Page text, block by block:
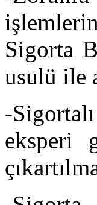
Sigorta
usulü ile
-
eksperi